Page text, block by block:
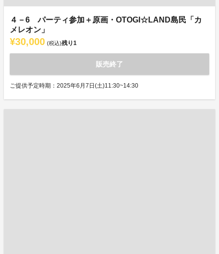
４－6 パーティ参加＋原画・OTOGI☆LAND島民「カ
メレオン」
¥30,000 (税込)残り1
販売終了
ご提供予定時期：2025年6月7日(土)11:30~14:30